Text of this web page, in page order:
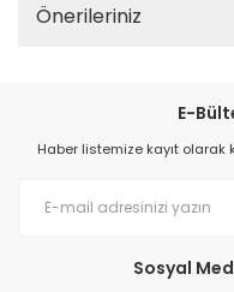
Önerileriniz
E-
Haber listemize kayıt
Sosyal